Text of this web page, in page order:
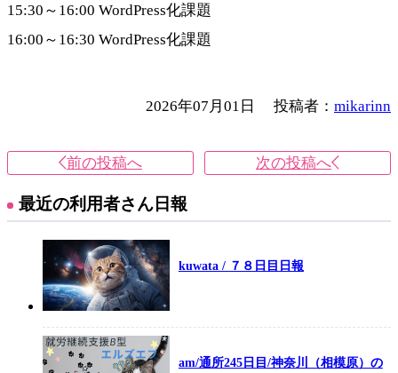
15:30～16:00 WordPress化課題
16:00～16:30 WordPress化課題
2026年07月01日 投稿者： mikarinn
前の投稿へ 次の投稿へ
最近の利用者さん日報
kuwata / ７８日目日報
am/通所245日目/神奈川（相模原）の